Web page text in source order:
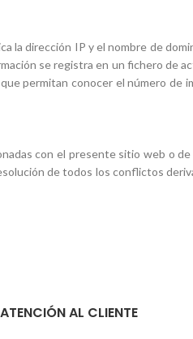
la dirección IP y el nombre de
se registra en un fichero de
permitan conocer el número de
con el presente sitio web o
de todos los conflictos
ATENCIÓN AL CLIENTE